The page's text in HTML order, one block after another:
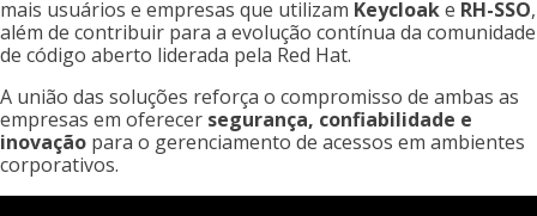
mais usuários e empresas que utilizam Keycloake RH-SSO,
além de contribuir para a evolução contínua da comunidade
de código aberto liderada pela Red Hat.
A união das soluções reforça o compromisso de ambas as
empresas em oferecer segurança, confiabilidade e
inovação para o gerenciamento de acessos em ambientes
corporativos.